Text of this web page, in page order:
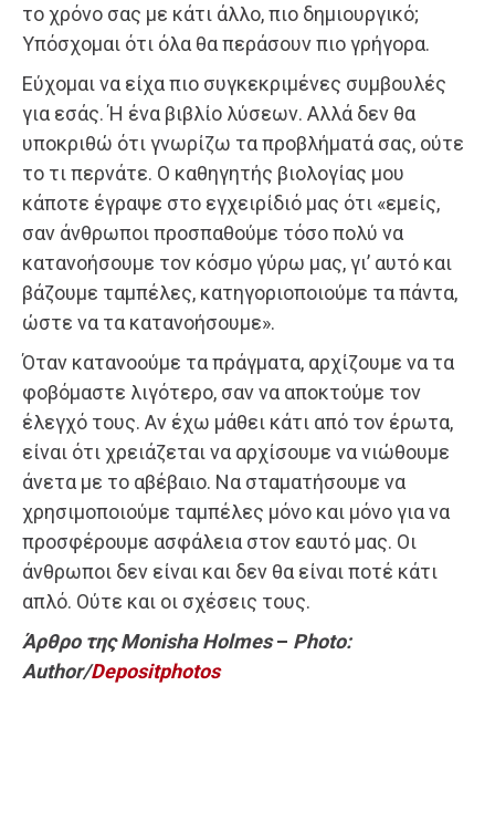
το χρόνο σας με κάτι άλλο, πιο δημιουργικό;
Υπόσχομαι ότι όλα θα περάσουν πιο γρήγορα.
Εύχομαι να είχα πιο συγκεκριμένες συμβουλές
για εσάς. Ή ένα βιβλίο λύσεων. Αλλά δεν θα
υποκριθώ ότι γνωρίζω τα προβλήματά σας, ούτε
το τι περνάτε. Ο καθηγητής βιολογίας μου
κάποτε έγραψε στο εγχειρίδιό μας ότι «εμείς,
σαν άνθρωποι προσπαθούμε τόσο πολύ να
κατανοήσουμε τον κόσμο γύρω μας, γι’ αυτό και
βάζουμε ταμπέλες, κατηγοριοποιούμε τα πάντα,
ώστε να τα κατανοήσουμε».
Όταν κατανοούμε τα πράγματα, αρχίζουμε να τα
φοβόμαστε λιγότερο, σαν να αποκτούμε τον
έλεγχό τους. Αν έχω μάθει κάτι από τον έρωτα,
είναι ότι χρειάζεται να αρχίσουμε να νιώθουμε
άνετα με το αβέβαιο. Να σταματήσουμε να
χρησιμοποιούμε ταμπέλες μόνο και μόνο για να
προσφέρουμε ασφάλεια στον εαυτό μας. Οι
άνθρωποι δεν είναι και δεν θα είναι ποτέ κάτι
απλό. Ούτε και οι σχέσεις τους.
Άρθρο της Monisha Holmes– Photo:
Author/Depositphotos